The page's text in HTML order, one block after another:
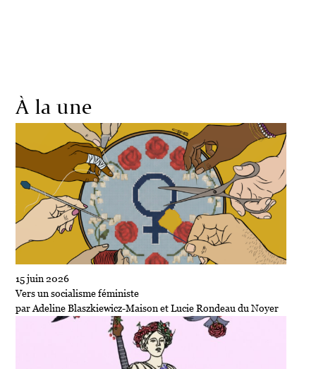
À la une
15 juin 2026
Vers un socialisme féministe
par Adeline Blaszkiewicz-Maison et Lucie Rondeau du Noyer